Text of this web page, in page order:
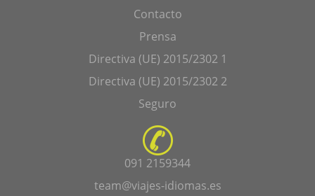
Contacto
Prensa
Directiva (UE) 2015/2302 1
Directiva (UE) 2015/2302 2
Seguro
091 2159344
team@viajes-idiomas.es